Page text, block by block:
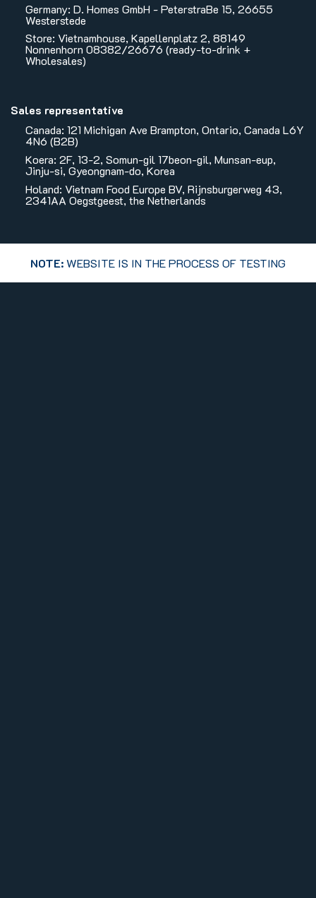
Germany: D. Homes GmbH - PeterstraBe 15, 26655
Westerstede
Store: Vietnamhouse, Kapellenplatz 2, 88149
Nonnenhorn 08382/26676 (ready-to-drink +
Wholesales)
Sales representative
Canada: 121 Michigan Ave Brampton, Ontario, Canada L6Y
4N6 (B2B)
Koera: 2F, 13-2, Somun-gil 17beon-gil, Munsan-eup,
Jinju-si, Gyeongnam-do, Korea
Holand: Vietnam Food Europe BV, Rijnsburgerweg 43,
2341AA Oegstgeest, the Netherlands
NOTE:WEBSITE IS IN THE PROCESS OF TESTING